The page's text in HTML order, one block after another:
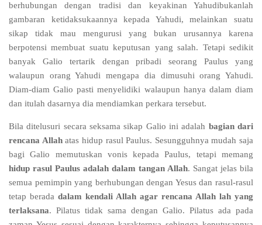
berhubungan dengan tradisi dan keyakinan Yahudibukanlah
gambaran ketidaksukaannya kepada Yahudi, melainkan suatu
sikap tidak mau mengurusi yang bukan urusannya karena
berpotensi membuat suatu keputusan yang salah. Tetapi sedikit
banyak Galio tertarik dengan pribadi seorang Paulus yang
walaupun orang Yahudi mengapa dia dimusuhi orang Yahudi.
Diam-diam Galio pasti menyelidiki walaupun hanya dalam diam
dan itulah dasarnya dia mendiamkan perkara tersebut.
Bila ditelusuri secara seksama sikap Galio ini adalah bagian dari
rencana Allahatas hidup rasul Paulus. Sesungguhnya mudah saja
bagi Galio memutuskan vonis kepada Paulus, tetapi memang
hidup rasul Paulus adalah dalam tangan Allah. Sangat jelas bila
semua pemimpin yang berhubungan dengan Yesus dan rasul-rasul
tetap berada dalam kendali Allah agar rencana Allah lah yang
terlaksana. Pilatus tidak sama dengan Galio. Pilatus ada pada